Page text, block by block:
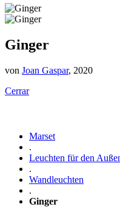
Ginger
von Joan Gaspar, 2020
Cerrar
Marset
.
Leuchten für den
.
Wandleuchten
.
Ginger